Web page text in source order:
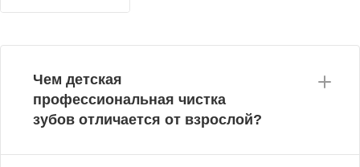
Чем детская
профессиональная чистка
зубов отличается от взрослой?